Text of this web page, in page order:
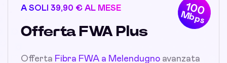
100
Mbps
A SOLI 39,90 € AL MESE
Offerta FWA Plus
Offerta Fibra FWA a Melendugno avanzata